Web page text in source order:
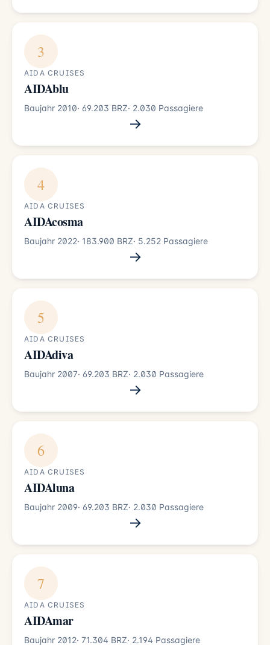
3
AIDA CRUISES
AIDAblu
Baujahr 2010· 69.203 BRZ· 2.030 Passagiere
→
4
AIDA CRUISES
AIDAcosma
Baujahr 2022· 183.900 BRZ· 5.252 Passagiere
→
5
AIDA CRUISES
AIDAdiva
Baujahr 2007· 69.203 BRZ· 2.030 Passagiere
→
6
AIDA CRUISES
AIDAluna
Baujahr 2009· 69.203 BRZ· 2.030 Passagiere
→
7
AIDA CRUISES
AIDAmar
Baujahr 2012· 71.304 BRZ· 2.194 Passagiere